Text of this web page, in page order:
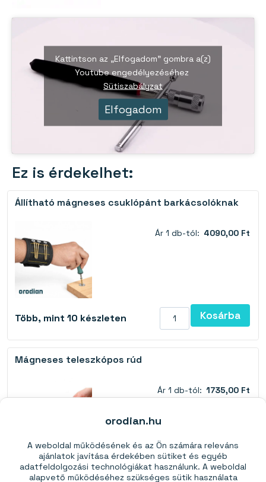
orodian.hu
A weboldal működésének és az Ön számára releváns
ajánlatok javítása érdekében sütiket és egyéb
adatfeldolgozási technológiákat használunk. A weboldal
alapvető működéséhez szükséges sütik használata
Kattintson az „Elfogadom” gombra a(z)
Youtube engedélyezéséhez
Sütiszabályzat
Elfogadom
Ez is érdekelhet:
Állítható mágneses csuklópánt barkácsolóknak
Ár 1 db-tól: 4090,00 Ft
Több, mint 10 készleten Kosárba
Mágneses teleszkópos rúd
Ár 1 db-tól: 1735,00 Ft
Több, mint 10 készleten Kosárba